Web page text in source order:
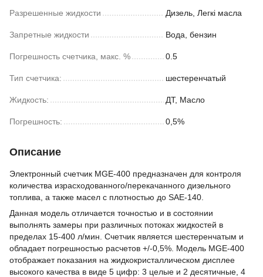
Разрешенные жидкости Дизель, Легкі масла
Запретные жидкости Вода, бензин
Погрешность счетчика, макс. % 0.5
Тип счетчика: шестеренчатый
Жидкость: ДТ, Масло
Погрешность: 0,5%
Описание
Электронный счетчик MGE-400 предназначен для контроля
количества израсходованного/перекачанного дизельного
топлива, а также масел с плотностью до SAE-140.
Данная модель отличается точностью и в состоянии
выполнять замеры при различных потоках жидкостей в
пределах 15-400 л/мин. Счетчик является шестеренчатым и
обладает погрешностью расчетов +/-0,5%. Модель MGE-400
отображает показания на жидкокристаллическом дисплее
высокого качества в виде 5 цифр: 3 целые и 2 десятичные, 4